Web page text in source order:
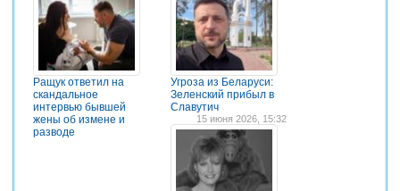
Ращук ответил на
скандальное
интервью бывшей
жены об измене и
разводе
Угроза из Беларуси:
Зеленский прибыл в
Славутич
15 июня 2026, 15:32